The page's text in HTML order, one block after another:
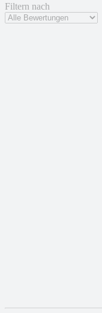
Filtern nach